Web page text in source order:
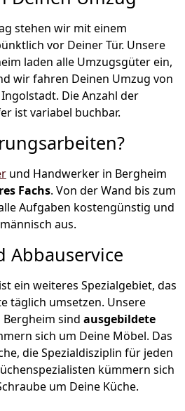
stehen wir mit einem
vor Deiner Tür. Unsere
laden alle Umzugsgüter ein,
wir fahren Deinen Umzug von
Die Anzahl der
ist variabel buchbar.
und Handwerker in Bergheim
Fachs. Von der Wand bis zum
Aufgaben kostengünstig und
aus.
Abbauservice
ein weiteres Spezialgebiet, das
täglich umsetzen. Unsere
sind ausgebildete
sich um Deine Möbel. Das
die Spezialdisziplin für jeden
kümmern sich
um Deine Küche.